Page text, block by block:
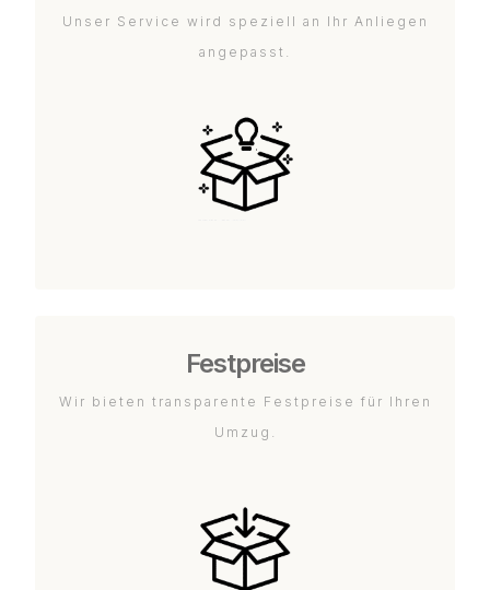
Unser Service wird speziell an Ihr Anliegen
angepasst.
Festpreise
Wir bieten transparente Festpreise für Ihren
Umzug.